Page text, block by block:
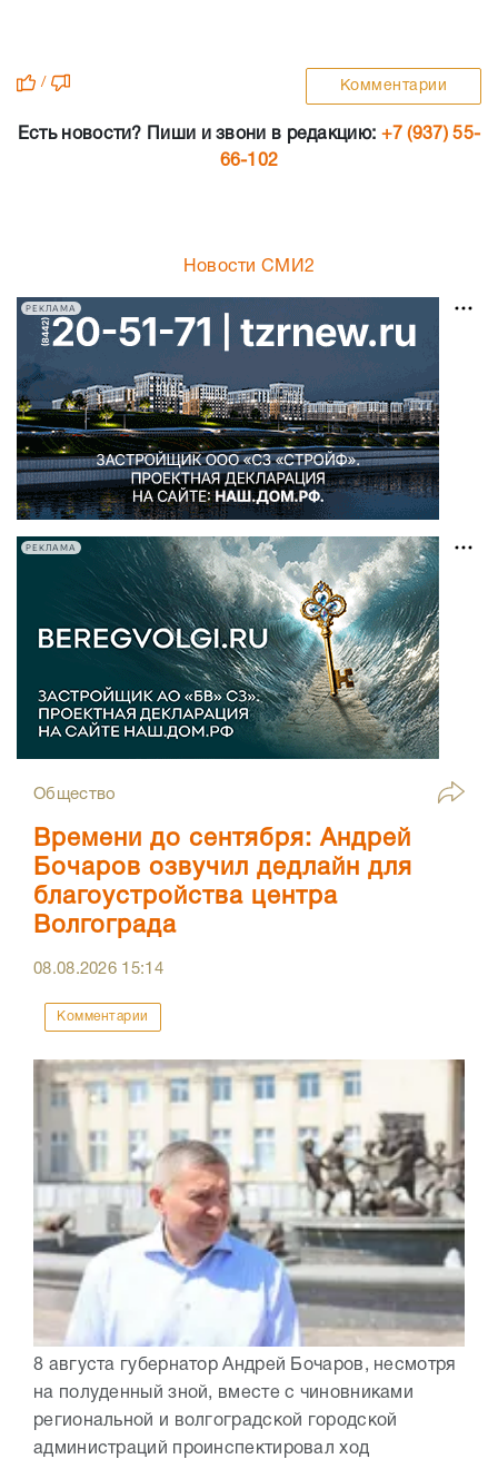
/ Комментарии
Есть новости? Пиши и звони в редакцию: +7 (937) 55-
66-102
Новости СМИ2
РЕКЛАМА
РЕКЛАМА
Общество
Времени до сентября: Андрей
Бочаров озвучил дедлайн для
благоустройства центра
Волгограда
08.08.2026 15:14
Комментарии
8 августа губернатор Андрей Бочаров, несмотря
на полуденный зной, вместе с чиновниками
региональной и волгоградской городской
администраций проинспектировал ход